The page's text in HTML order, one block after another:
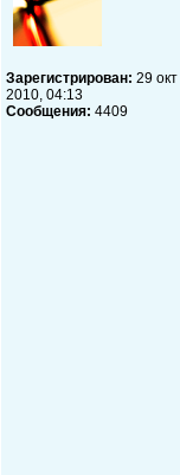
Зарегистрирован: 29 окт
2010, 04:13
Сообщения: 4409